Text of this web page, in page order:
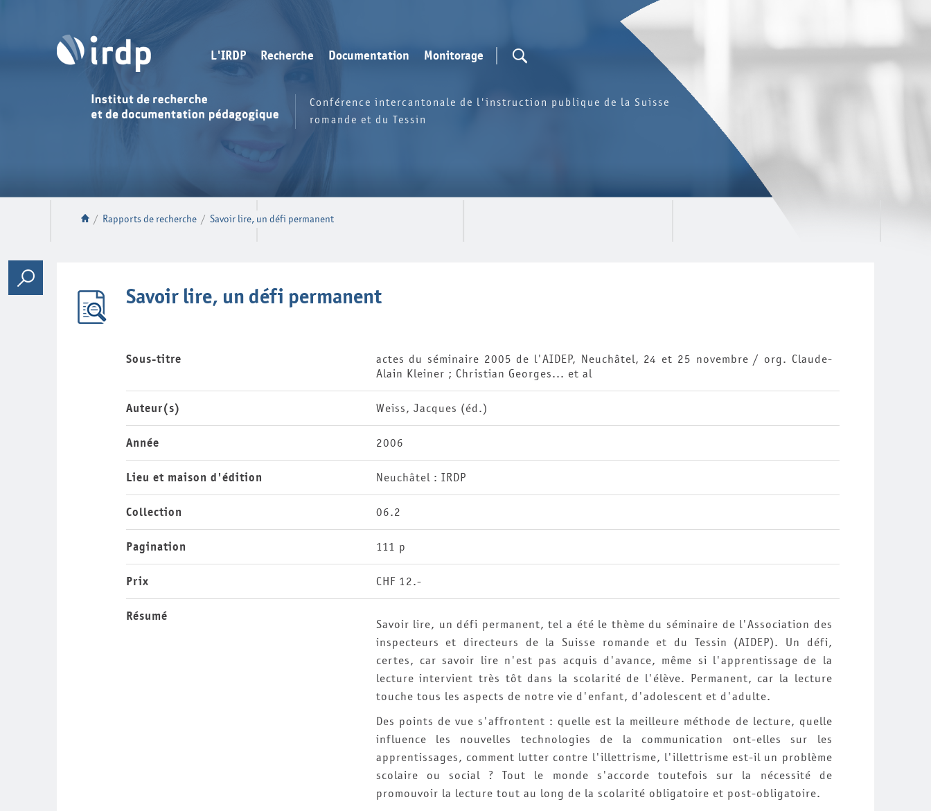
L'IRDP Recherche Documentation Monitorage
Conférence intercantonale de l'instruction publique de la Suisse
romande et du Tessin
/ Rapports de recherche / Savoir lire, un défi permanent
Savoir lire, un défi permanent
Sous-titre
actes du séminaire 2005 de l'AIDEP, Neuchâtel, 24 et 25 novembre / org. Claude-
Alain Kleiner ; Christian Georges... et al
Auteur(s) Weiss, Jacques (éd.)
Année 2006
Lieu et maison d'édition Neuchâtel : IRDP
Collection 06.2
Pagination 111 p
Prix CHF 12.-
Résumé
Savoir lire, un défi permanent, tel a été le thème du séminaire de l'Association des
inspecteurs et directeurs de la Suisse romande et du Tessin (AIDEP). Un défi,
certes, car savoir lire n'est pas acquis d'avance, même si l'apprentissage de la
lecture intervient très tôt dans la scolarité de l'élève. Permanent, car la lecture
touche tous les aspects de notre vie d'enfant, d'adolescent et d'adulte.
Des points de vue s'affrontent : quelle est la meilleure méthode de lecture, quelle
influence les nouvelles technologies de la communication ont-elles sur les
apprentissages, comment lutter contre l'illettrisme, l'illettrisme est-il un problème
scolaire ou social ? Tout le monde s'accorde toutefois sur la nécessité de
promouvoir la lecture tout au long de la scolarité obligatoire et post-obligatoire.